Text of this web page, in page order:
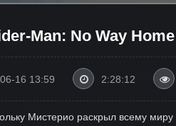
Man: No Way Home
16 13:59 2:28:12
Мистерио раскрыл всему